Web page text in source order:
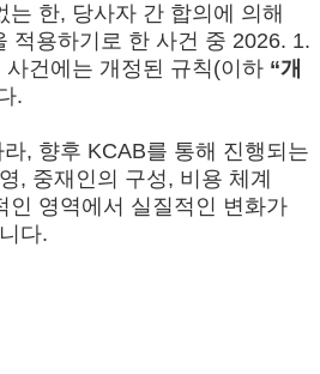
는 한, 당사자 간 합의에 의해
적용하기로 한 사건 중 2026. 1.
건에는 개정된 규칙(이하 “개
.
, 향후 KCAB를 통해 진행되는
, 중재인의 구성, 비용 체계
인 영역에서 실질적인 변화가
다.